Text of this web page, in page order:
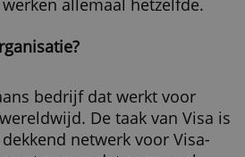
zijn ruim 500 miljoen
dit aantal neemt nog
van deze kaarten
bijvoorbeeld een
of bepaalde verzekeringen
werken allemaal